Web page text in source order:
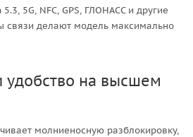
5G, NFC, GPS, ГЛОНАСС и другие
связи делают модель максимально
удобство на высшем
молниеносную разблокировку,